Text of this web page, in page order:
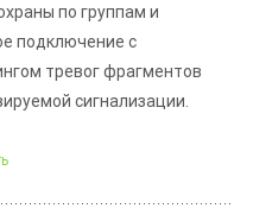
по группам и
подключение с
тревог фрагментов
сигнализации.